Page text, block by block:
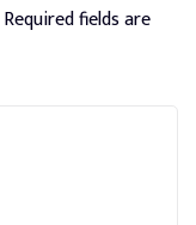
Required fields are